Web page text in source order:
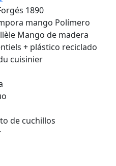
mango Polímero
Mango de madera
+ plástico reciclado
cuisinier
de cuchillos